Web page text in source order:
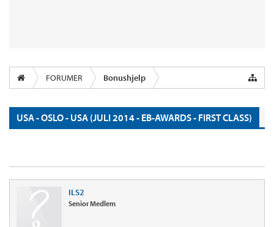
FORUMER Bonushjelp
USA - OSLO - USA (JULI 2014 - EB-AWARDS - FIRST CLASS)
ILS2
Senior Medlem